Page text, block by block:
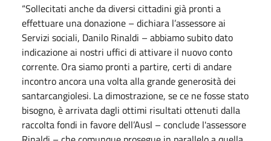
“Sollecitati anche da diversi cittadini già pronti a
effettuare una donazione – dichiara l’assessore ai
Servizi sociali, Danilo Rinaldi – abbiamo subito dato
indicazione ai nostri uffici di attivare il nuovo conto
corrente. Ora siamo pronti a partire, certi di andare
incontro ancora una volta alla grande generosità dei
santarcangiolesi. La dimostrazione, se ce ne fosse stato
bisogno, è arrivata dagli ottimi risultati ottenuti dalla
raccolta fondi in favore dell’Ausl – conclude l'assessore